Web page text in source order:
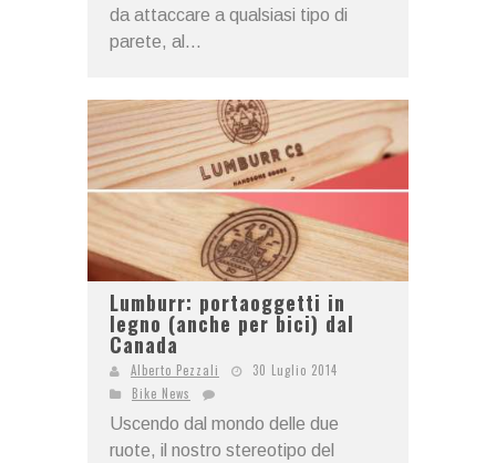
da attaccare a qualsiasi tipo di
parete, al...
Lumburr: portaoggetti in
legno (anche per bici) dal
Canada
Alberto Pezzali
30 Luglio 2014
Bike News
Uscendo dal mondo delle due
ruote, il nostro stereotipo del